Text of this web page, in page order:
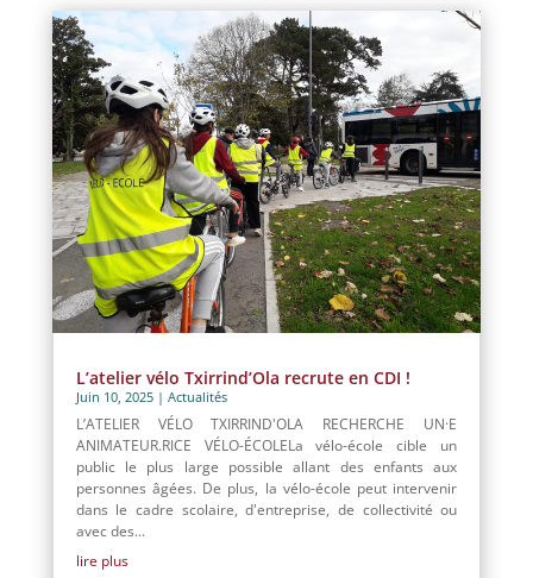
L’atelier vélo Txirrind’Ola recrute en CDI !
Juin 10, 2025| Actualités
L’ATELIER VÉLO TXIRRIND'OLA RECHERCHE UN·E
ANIMATEUR.RICE VÉLO-ÉCOLELa vélo-école cible un
public le plus large possible allant des enfants aux
personnes âgées. De plus, la vélo-école peut intervenir
dans le cadre scolaire, d'entreprise, de collectivité ou
avec des...
lire plus